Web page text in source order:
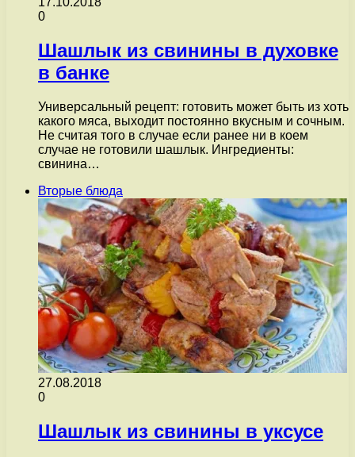
0
Шашлык из свинины в духовке
в банке
Универсальный рецепт: готовить может быть из хоть
какого мяса, выходит постоянно вкусным и сочным.
Не считая того в случае если ранее ни в коем
случае не готовили шашлык. Ингредиенты:
свинина…
Вторые блюда
27.08.2018
0
Шашлык из свинины в уксусе